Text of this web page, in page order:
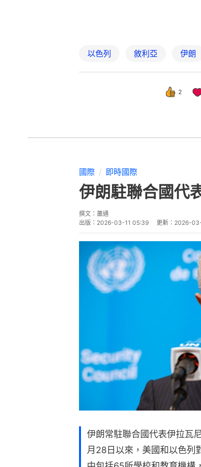
以色列 敘利亞 伊朗
2
國際 即時國際
伊朗駐聯合國代
撰文： 蕭通
出版： 2026-03-11 05:39 更新： 2026-
伊朗常駐聯合國代表伊拉瓦
月28日以來，美國和以色列